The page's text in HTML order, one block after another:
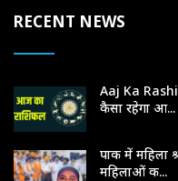
RECENT NEWS
Aaj Ka
कैसा रहेगा आ...
पाक में महिला
महिलाओं क...